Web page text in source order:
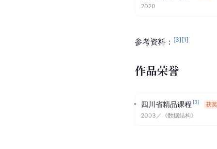
2020
参考资料： [3] [1]
作品荣誉
四川省精品课程 [3]
获奖
2003 ／ 《数据结构》